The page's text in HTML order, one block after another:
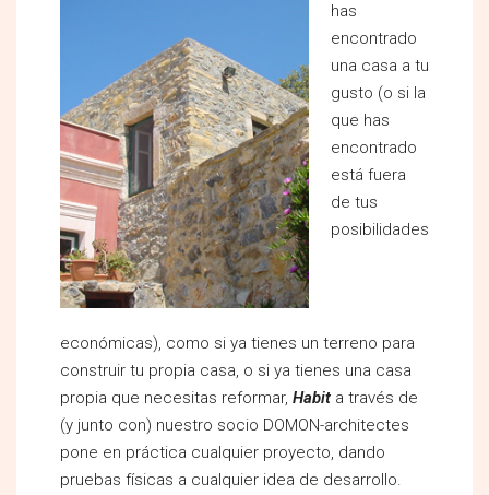
has
encontrado
una casa a tu
gusto (o si la
que has
encontrado
está fuera
de tus
posibilidades
económicas), como si ya tienes un terreno para
construir tu propia casa, o si ya tienes una casa
propia que necesitas reformar, Habit a través de
(y junto con) nuestro socio DOMON-architectes
pone en práctica cualquier proyecto, dando
pruebas físicas a cualquier idea de desarrollo.